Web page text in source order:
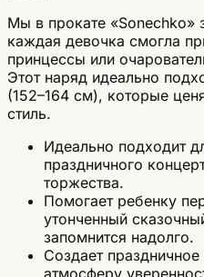
Мы в прокате «Sonechko»
каждая девочка смогла
принцессы или
Этот наряд идеально
(152–164 см), которые
стиль.
Идеально подходит
праздничного
торжества.
Помогает ребенку
утонченный
запомнится надолго.
Создает
атмосферу